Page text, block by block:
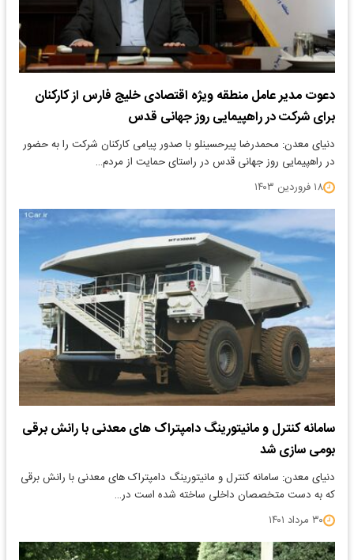
دعوت مدیر عامل منطقه ویژه اقتصادی خلیج فارس از کارکنان
برای شرکت در راهپیمایی روز جهانی قدس
دنیای معدن: محمدرضا پیرحسینلو با صدور پیامی کارکنان شرکت را به حضور
در راهپیمایی روز جهانی قدس در راستای حمایت از مردم…
۱۸ فروردین ۱۴۰۳
سامانه کنترل و مانیتورینگ دامپتراک های معدنی با رانش برقی
بومی سازی شد
دنیای معدن: سامانه کنترل و مانیتورینگ دامپتراک های معدنی با رانش برقی
که به دست متخصصان داخلی ساخته شده است در…
۳۰ مرداد ۱۴۰۱